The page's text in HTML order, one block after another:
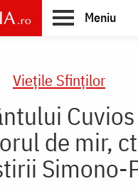
Meniu
Vieţile Sfinţilor
de mir,
Simono-